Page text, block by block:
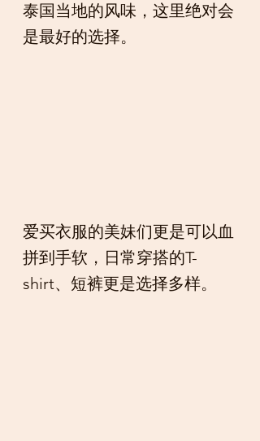
泰国当地的风味，这里绝对会
是最好的选择。
爱买衣服的美妹们更是可以血
拼到手软，日常穿搭的T-
shirt、短裤更是选择多样。